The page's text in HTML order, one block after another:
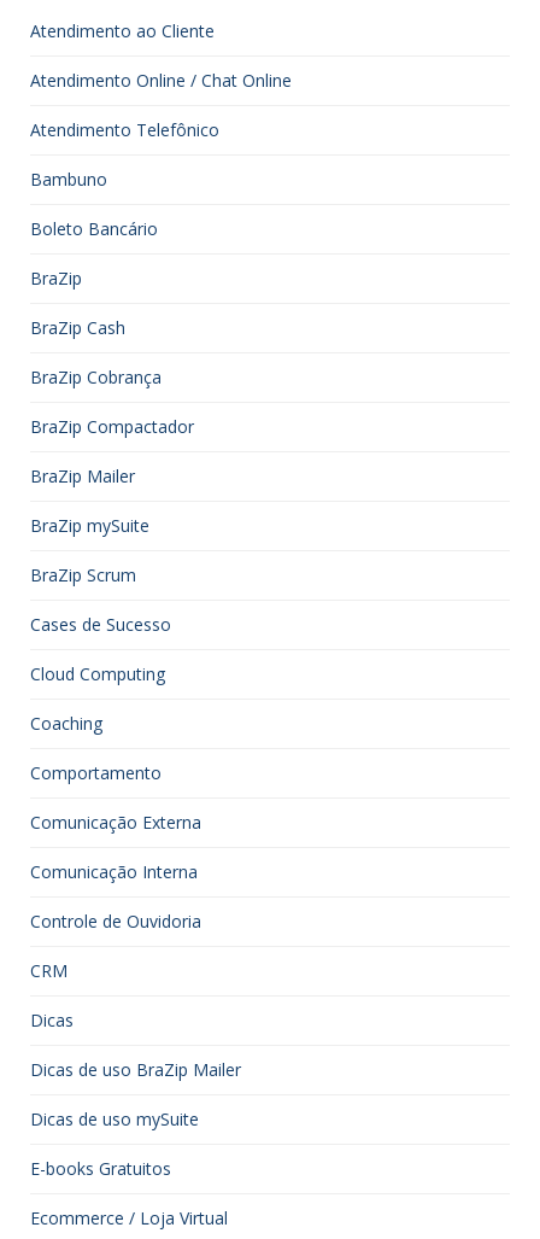
Atendimento ao Cliente
Atendimento Online / Chat Online
Atendimento Telefônico
Bambuno
Boleto Bancário
BraZip
BraZip Cash
BraZip Cobrança
BraZip Compactador
BraZip Mailer
BraZip mySuite
BraZip Scrum
Cases de Sucesso
Cloud Computing
Coaching
Comportamento
Comunicação Externa
Comunicação Interna
Controle de Ouvidoria
CRM
Dicas
Dicas de uso BraZip Mailer
Dicas de uso mySuite
E-books Gratuitos
Ecommerce / Loja Virtual